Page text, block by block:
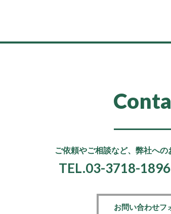
ご依頼やご相談など、 弊社への
TEL.03-3718-1896
お問い合わせフ